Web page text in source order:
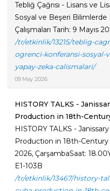
Tebliğ Çağrısı - Lisans ve
Sosyal ve Beşeri Bilimlerde
Çalışmaları Tarih: 9 Mayıs
/tr/etkinlik/13215/teblig-
ogrenci-konferansi-sosyal-
yapay-zeka-calismalari/
09 May 2026
HISTORY TALKS -
Production in 18th-
HISTORY TALKS -
Production in 18th-Century
2026, ÇarşambaSaat:
E1-103B
/tr/etkinlik/13467/history-